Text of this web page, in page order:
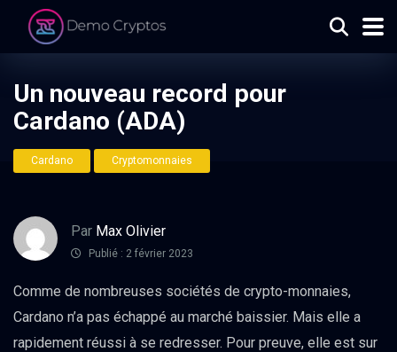
Un nouveau record pour
Cardano (ADA)
Cardano Cryptomonnaies
Par Max Olivier
Publié : 2 février 2023
Comme de nombreuses sociétés de crypto-monnaies,
Cardano n’a pas échappé au marché baissier. Mais elle a
rapidement réussi à se redresser. Pour preuve, elle est sur